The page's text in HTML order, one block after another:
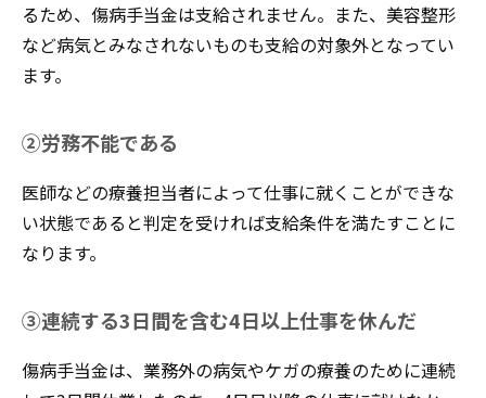
るため、傷病手当金は支給されません。また、美容整形
など病気とみなされないものも支給の対象外となってい
ます。
②労務不能である
医師などの療養担当者によって仕事に就くことができな
い状態であると判定を受ければ支給条件を満たすことに
なります。
③連続する3日間を含む4日以上仕事を休んだ
傷病手当金は、業務外の病気やケガの療養のために連続